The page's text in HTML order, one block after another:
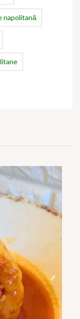
napolitană